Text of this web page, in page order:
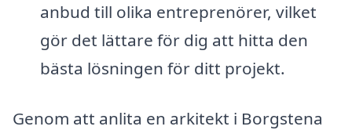
anbud till olika entreprenörer, vilket
gör det lättare för dig att hitta den
bästa lösningen för ditt projekt.
Genom att anlita en arkitekt i Borgstena